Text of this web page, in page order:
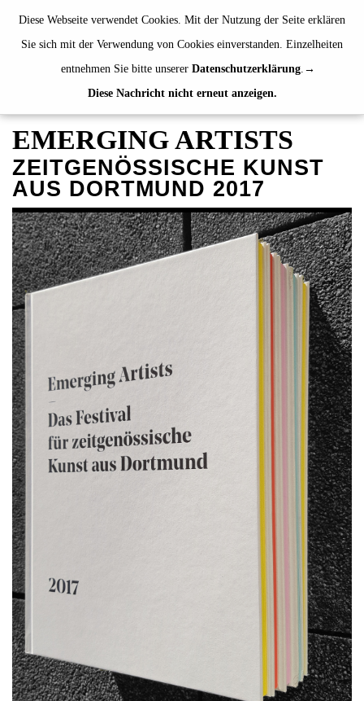
Diese Webseite verwendet Cookies. Mit der Nutzung der Seite erklären
Sie sich mit der Verwendung von Cookies einverstanden. Einzelheiten
entnehmen Sie bitte unserer Datenschutzerklärung.
Diese Nachricht nicht erneut anzeigen.
de | en
AUSSTELLUNGEN
VERANSTALTUNGEN
JAHRESGABEN
PUBLIKATIONEN
Künstler*innenhefte
Neuerscheinungen
Überblick
ÜBER UNS
BESUCH
MITGLIEDSCHAFT
NEWSLETTER
INSTAGRAM
PARTNER
IMPRESSUM
DATENSCHUTZ
EMERGING ARTISTS
ZEITGENÖSSISCHE KUNST
AUS DORTMUND 2017